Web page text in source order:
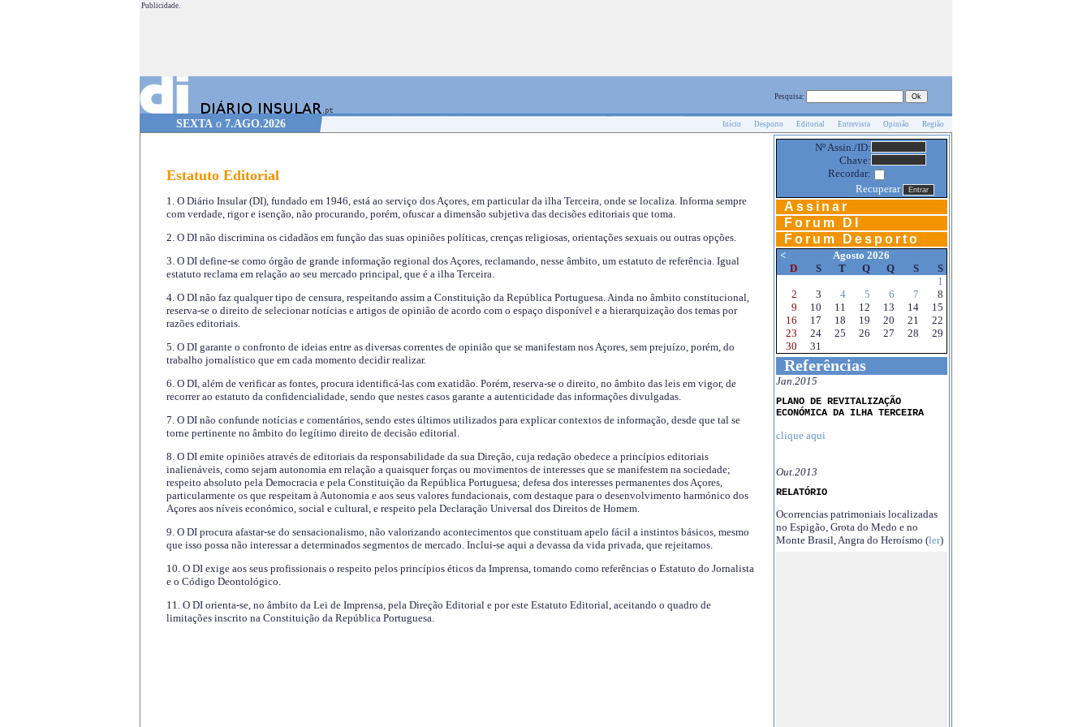
Publicidade.
Pesquisa:
SEXTAo 7.AGO.2026 Início Desporto Editorial Entrevista Opinião Região
Estatuto Editorial
1. O Diário Insular (DI), fundado em 1946, está ao serviço dos Açores, em particular da ilha Terceira, onde se localiza. Informa sempre
com verdade, rigor e isenção, não procurando, porém, ofuscar a dimensão subjetiva das decisões editoriais que toma.
2. O DI não discrimina os cidadãos em função das suas opiniões políticas, crenças religiosas, orientações sexuais ou outras opções.
3. O DI define-se como órgão de grande informação regional dos Açores, reclamando, nesse âmbito, um estatuto de referência. Igual
estatuto reclama em relação ao seu mercado principal, que é a ilha Terceira.
4. O DI não faz qualquer tipo de censura, respeitando assim a Constituição da República Portuguesa. Ainda no âmbito constitucional,
reserva-se o direito de selecionar notícias e artigos de opinião de acordo com o espaço disponível e a hierarquização dos temas por
razões editoriais.
5. O DI garante o confronto de ideias entre as diversas correntes de opinião que se manifestam nos Açores, sem prejuízo, porém, do
trabalho jornalístico que em cada momento decidir realizar.
6. O DI, além de verificar as fontes, procura identificá-las com exatidão. Porém, reserva-se o direito, no âmbito das leis em vigor, de
recorrer ao estatuto da confidencialidade, sendo que nestes casos garante a autenticidade das informações divulgadas.
7. O DI não confunde notícias e comentários, sendo estes últimos utilizados para explicar contextos de informação, desde que tal se
torne pertinente no âmbito do legítimo direito de decisão editorial.
8. O DI emite opiniões através de editoriais da responsabilidade da sua Direção, cuja redação obedece a princípios editoriais
inalienáveis, como sejam autonomia em relação a quaisquer forças ou movimentos de interesses que se manifestem na sociedade;
respeito absoluto pela Democracia e pela Constituição da República Portuguesa; defesa dos interesses permanentes dos Açores,
particularmente os que respeitam à Autonomia e aos seus valores fundacionais, com destaque para o desenvolvimento harmónico dos
Açores aos níveis económico, social e cultural, e respeito pela Declaração Universal dos Direitos de Homem.
9. O DI procura afastar-se do sensacionalismo, não valorizando acontecimentos que constituam apelo fácil a instintos básicos, mesmo
que isso possa não interessar a determinados segmentos de mercado. Inclui-se aqui a devassa da vida privada, que rejeitamos.
10. O DI exige aos seus profissionais o respeito pelos princípios éticos da Imprensa, tomando como referências o Estatuto do Jornalista
e o Código Deontológico.
11. O DI orienta-se, no âmbito da Lei de Imprensa, pela Direção Editorial e por este Estatuto Editorial, aceitando o quadro de
limitações inscrito na Constituição da República Portuguesa.
Nº Assin./ID:
Chave:
Recordar:
Recuperar
Assinar
Forum DI
Forum Desporto
<
Agosto 2026
D
S T Q Q S
S
1
2
3 4 5 6 7
8
9
10 11 12 13 14
15
16
17 18 19 20 21
22
23
24 25 26 27 28
29
30
31
Referências
Jan.2015
PLANO DE REVITALIZAÇÃO
ECONÓMICA DA ILHA TERCEIRA
clique aqui
Out.2013
RELATÓRIO
Ocorrencias patrimoniais localizadas
no Espigão, Grota do Medo e no
Monte Brasil, Angra do Heroísmo (ler)